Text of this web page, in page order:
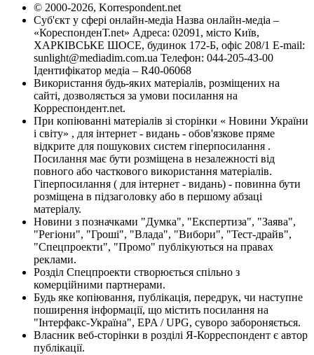
© 2000-2026, Korrespondent.net
Суб'єкт у сфері онлайн-медіа Назва онлайн-медіа –
«КореспонденТ.net» Адреса: 02091, місто Київ,
ХАРКІВСЬКЕ ШОСЕ, будинок 172-Б, офіс 208/1 E-mail:
sunlight@mediadim.com.ua Телефон: 044-205-43-00
Ідентифікатор медіа – R40-06068
Використання будь-яких матеріалів, розміщених на
сайті, дозволяється за умови посилання на
Корреспондент.net.
При копіюванні матеріалів зі сторінки « Новини України
і світу» , для інтернет - видань - обов'язкове пряме
відкрите для пошукових систем гіперпосилання .
Посилання має бути розміщена в незалежності від
повного або часткового використання матеріалів.
Гіперпосилання ( для інтернет - видань) - повинна бути
розміщена в підзаголовку або в першому абзаці
матеріалу.
Новини з позначками "Думка", "Експертиза", "Заява",
"Регіони", "Гроші", "Влада", "Вибори", "Тест-драйв",
"Спецпроекти", "Промо" публікуються на правах
реклами.
Розділ Спецпроекти створюється спільно з
комерційними партнерами.
Будь яке копіювання, публікація, передрук, чи наступне
поширення інформації, що містить посилання на
"Інтерфакс-Україна", EPA / UPG, суворо забороняється.
Власник веб-сторінки в розділі Я-Корреспондент є автор
публікації.